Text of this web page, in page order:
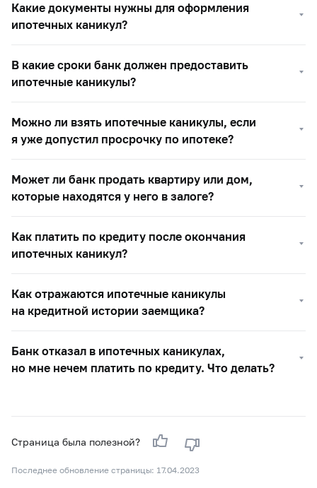
Какие документы нужны для оформления
ипотечных каникул?
В какие сроки банк должен предоставить
ипотечные каникулы?
Можно ли взять ипотечные каникулы, если
я уже допустил просрочку по ипотеке?
Может ли банк продать квартиру или дом,
которые находятся у него в залоге?
Как платить по кредиту после окончания
ипотечных каникул?
Как отражаются ипотечные каникулы
на кредитной истории заемщика?
Банк отказал в ипотечных каникулах,
но мне нечем платить по кредиту. Что делать?
Страница была полезной?
Последнее обновление страницы: 17.04.2023